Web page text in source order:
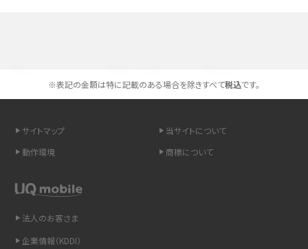
LINEの引き継ぎ方法は？対象データや事前準備・条件・注意点などを解説
LINEの通知がこない時の原因と対処法9選！設定の確認手順も解説
非通知設定とは？184で電話をかける方法やiPhone・Androidの設定を解説
※表記の金額は特に記載のある場合を除きすべて税込です。
サイトマップ
当サイトについて
動作環境
商標について
法人のお客さま
企業情報（KDDI）